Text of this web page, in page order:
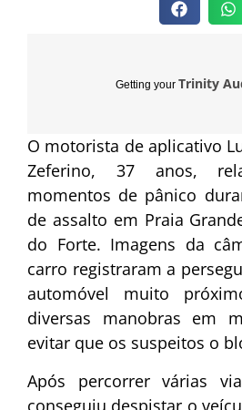
Getting your Trinity
O motorista de aplicativo
Zeferino, 37 anos,
momentos de pânico
de assalto em Praia
do Forte. Imagens da
carro registraram a
automóvel muito
diversas manobras em
evitar que os suspeitos o
Após percorrer várias
conseguiu despistar o